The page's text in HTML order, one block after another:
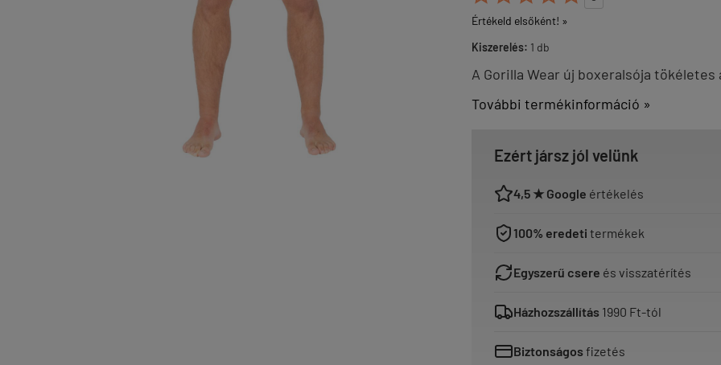
Értékeld elsőként! »
Kiszerelés: 1 db
A Gorilla Wear új boxeralsója
További termékinformáció »
Ezért jársz jól velünk
4,5 ★ Google értékelés
100% eredeti termékek
Egyszerű csere és visszatérítés
Házhozszállítás 1990 Ft-tól
Biztonságosfizetés